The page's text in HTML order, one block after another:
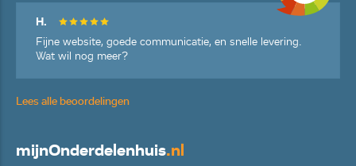
H.
Fijne website, goede communicatie, en snelle levering.
Wat wil nog meer?
Lees alle beoordelingen
mijnOnderdelenhuis.nl